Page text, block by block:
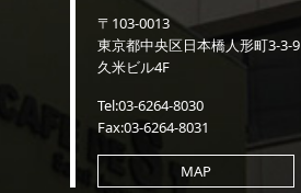
〒103-0013
東京都中央区日本橋人形町3-3-9
久米ビル4F
Tel:03-6264-8030
Fax:03-6264-8031
MAP